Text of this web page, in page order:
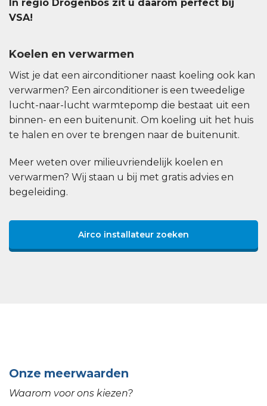
In regio Drogenbos zit u daarom perfect bij
VSA!
Koelen en verwarmen
Wist je dat een airconditioner naast koeling ook kan
verwarmen? Een airconditioner is een tweedelige
lucht-naar-lucht warmtepomp die bestaat uit een
binnen- en een buitenunit. Om koeling uit het huis
te halen en over te brengen naar de buitenunit.
Meer weten over milieuvriendelijk koelen en
verwarmen? Wij staan u bij met gratis advies en
begeleiding.
Airco installateur zoeken
Onze meerwaarden
Waarom voor ons kiezen?